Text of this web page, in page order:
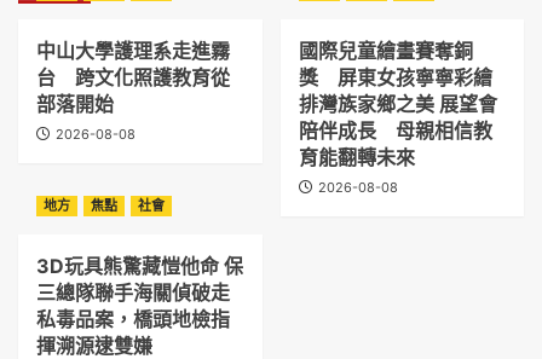
中山大學護理系走進霧
台 跨文化照護教育從
部落開始
2026-08-08
國際兒童繪畫賽奪銅
獎 屏東女孩寧寧彩繪
排灣族家鄉之美 展望會
陪伴成長 母親相信教
育能翻轉未來
2026-08-08
地方
焦點 社會
3D玩具熊驚藏愷他命 保
三總隊聯手海關偵破走
私毒品案，橋頭地檢指
揮溯源逮雙嫌